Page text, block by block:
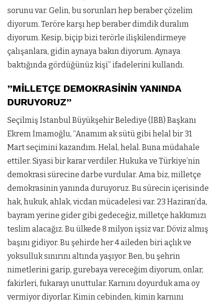
sorunu var. Gelin, bu sorunları hep beraber çözelim
diyorum. Teröre karşı hep beraber dimdik duralım
diyorum. Kesip, biçip bizi terörle ilişkilendirmeye
çalışanlara, gidin aynaya bakın diyorum. Aynaya
baktığında gördüğünüz kişi” ifadelerini kullandı.
”MİLLETÇE DEMOKRASİNİN YANINDA
DURUYORUZ”
Seçilmiş İstanbul Büyükşehir Belediye (İBB) Başkanı
Ekrem İmamoğlu, “Anamım ak sütü gibi helal bir 31
Mart seçimini kazandım. Helal, helal. Buna müdahale
ettiler. Siyasi bir karar verdiler. Hukuka ve Türkiye’nin
demokrasi sürecine darbe vurdular. Ama biz, milletçe
demokrasinin yanında duruyoruz. Bu sürecin içerisinde
hak, hukuk, ahlak, vicdan mücadelesi var. 23 Haziran’da,
bayram yerine gider gibi gedeceğiz, milletçe hakkımızı
teslim alacağız. Bu ülkede 8 milyon işsiz var. Döviz almış
başını gidiyor. Bu şehirde her 4 aileden biri açlık ve
yoksulluk sınırını altında yaşıyor. Ben, bu şehrin
nimetlerini garip, gurebaya vereceğim diyorum, onlar,
fakirleri, fukarayı unuttular. Karnını doyurduk ama oy
vermiyor diyorlar. Kimin cebinden, kimin karnını